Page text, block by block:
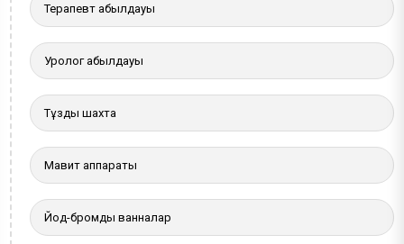
Терапевт қабылдауы
Уролог қабылдауы
Тұзды шахта
Мавит аппараты
Йод-бромды ванналар